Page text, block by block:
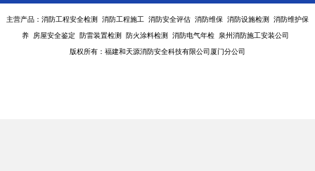
主营产品：消防工程安全检测 消防工程施工 消防安全评估 消防维保 消防设施检测 消防维护保
养 房屋安全鉴定 防雷装置检测 防火涂料检测 消防电气年检 泉州消防施工安装公司
版权所有：福建和天源消防安全科技有限公司厦门分公司